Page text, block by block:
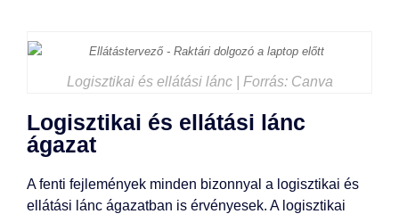
Logisztikai és ellátási lánc | Forrás: Canva
Logisztikai és ellátási lánc
ágazat
A fenti fejlemények minden bizonnyal a logisztikai és
ellátási lánc ágazatban is érvényesek. A logisztikai